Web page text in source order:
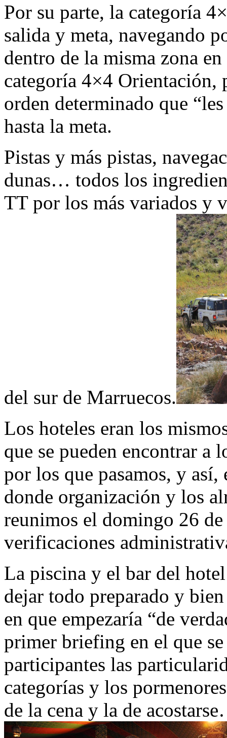
Por su parte, la categoría
salida y meta, navegando
dentro de la misma zona
categoría 4×4 Orientación,
orden determinado que
hasta la meta.
Pistas y más pistas,
dunas… todos los
TT por los más variados y
del sur de Marruecos.
Los hoteles eran los
que se pueden encontrar a
por los que pasamos, y
donde organización y los
reunimos el domingo 26
verificaciones
La piscina y el bar del
dejar todo preparado y
en que empezaría “de
primer briefing en el que
participantes las
categorías y los
de la cena y la de